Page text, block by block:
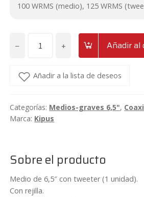
100 WRMS (medio), 125 WRMS
−
6,5"
tweeter
Kipus
64
cantidad
+ Añadir al
Añadir a la lista de deseos
Categorías: Medios-graves 6,5",
Marca: Kipus
Sobre el producto
Medio de 6,5″ con tweeter (1 unidad).
Con rejilla.